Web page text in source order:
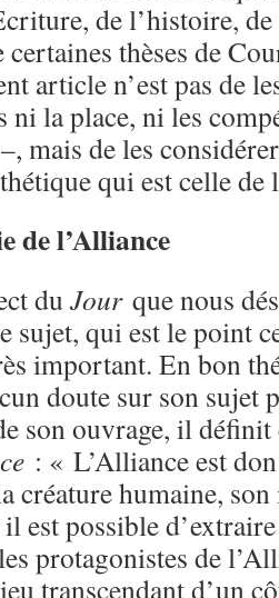
de l’histoire,
certaines thèses de
article n’est pas de
ni la place, ni les
mais de les
qui est celle de
de l’Alliance
du Jourque nous
sujet, qui est le point
important. En bon
doute sur son sujet
son ouvrage, il
: « L’Alliance est
créature humaine,
est possible
protagonistes de
transcendant d’un